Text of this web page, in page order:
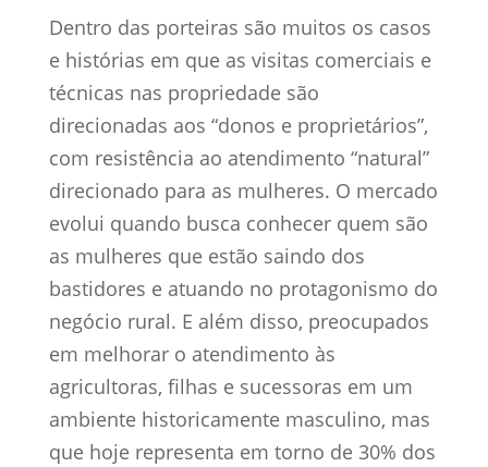
Dentro das porteiras são muitos os casos
e histórias em que as visitas comerciais e
técnicas nas propriedade são
direcionadas aos “donos e proprietários”,
com resistência ao atendimento “natural”
direcionado para as mulheres. O mercado
evolui quando busca conhecer quem são
as mulheres que estão saindo dos
bastidores e atuando no protagonismo do
negócio rural. E além disso, preocupados
em melhorar o atendimento às
agricultoras, filhas e sucessoras em um
ambiente historicamente masculino, mas
que hoje representa em torno de 30% dos